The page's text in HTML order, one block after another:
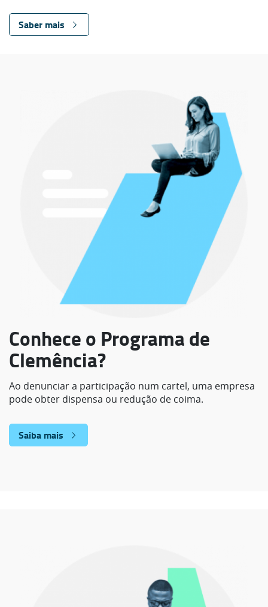
Saber mais
Conhece o Programa de
Clemência?
Ao denunciar a participação num cartel, uma empresa
pode obter dispensa ou redução de coima.
Saiba mais